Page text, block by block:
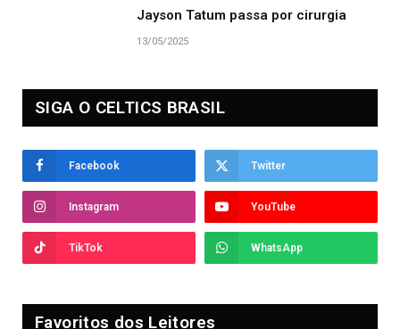
Jayson Tatum passa por cirurgia
13/05/2025
SIGA O CELTICS BRASIL
Facebook Twitter
Instagram YouTube
TikTok WhatsApp
Favoritos dos Leitores